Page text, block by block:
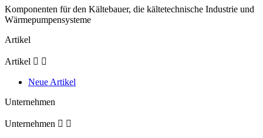
Komponenten für den Kältebauer, die kältetechnische Industrie und
Wärmepumpensysteme
Artikel
Artikel  
Neue Artikel
Unternehmen
Unternehmen  